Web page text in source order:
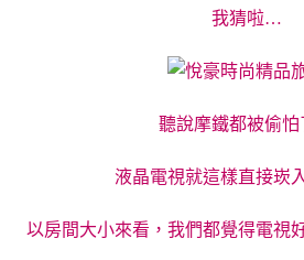
我猜啦…
聽說摩鐵都被偷
液晶電視就這樣直接崁
以房間大小來看，我們都覺得電視